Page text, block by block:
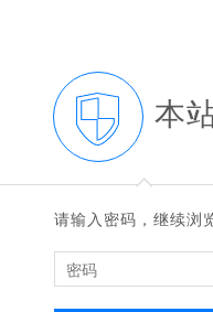
本
◆
◆
请输入密码，继续浏